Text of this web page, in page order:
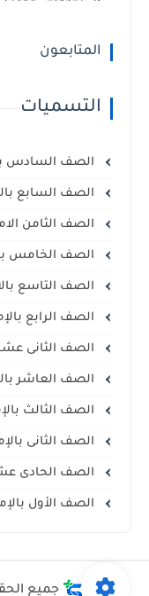
المتابعون
التسميات
الصف السادس
الصف السابع
الصف الثامن
الصف الخامس
الصف التاسع
الصف الرابع
الصف الثانى
الصف العاشر
الصف الثالث
الصف الثانى
الصف الحادى
الصف الأول
جميع